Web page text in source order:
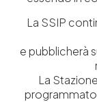
Startups per
Un nuovo
up. Questo è La
Admin_dev2
La SSIP
e pubblicherà
La